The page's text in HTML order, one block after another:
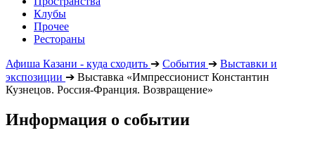
Клубы
Прочее
Рестораны
Афиша Казани - куда сходить ➔ События ➔ Выставки и
экспозиции ➔ Выставка «Импрессионист Константин
Кузнецов. Россия-Франция. Возвращение»
Информация о событии